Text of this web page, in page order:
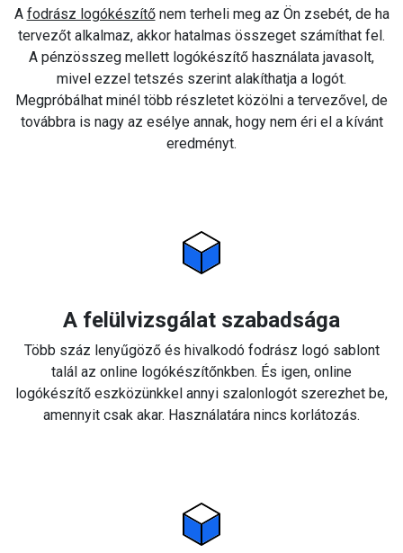
A fodrász logókészítőnem terheli meg az Ön zsebét, de ha
tervezőt alkalmaz, akkor hatalmas összeget számíthat fel.
A pénzösszeg mellett logókészítő használata javasolt,
mivel ezzel tetszés szerint alakíthatja a logót.
Megpróbálhat minél több részletet közölni a tervezővel, de
továbbra is nagy az esélye annak, hogy nem éri el a kívánt
eredményt.
A felülvizsgálat szabadsága
Több száz lenyűgöző és hivalkodó fodrász logó sablont
talál az online logókészítőnkben. És igen, online
logókészítő eszközünkkel annyi szalonlogót szerezhet be,
amennyit csak akar. Használatára nincs korlátozás.